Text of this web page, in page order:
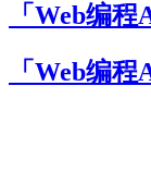
「Web编
「Web编